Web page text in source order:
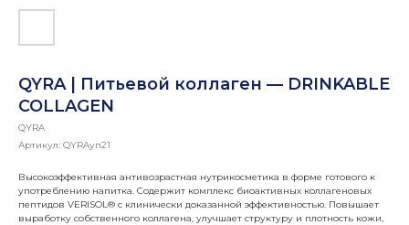
QYRA | Питьевой коллаген — DRINKABLE
COLLAGEN
QYRA
Артикул: QYRAуп21
Высокоэффективная антивозрастная нутрикосметика в форме готового к
употреблению напитка. Содержит комплекс биоактивных коллагеновых
пептидов VERISOL® с клинически доказанной эффективностью. Повышает
выработку собственного коллагена, улучшает структуру и плотность кожи,